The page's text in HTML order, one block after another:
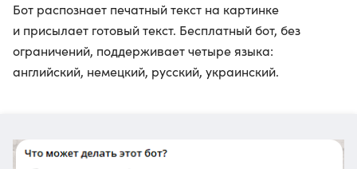
Бот распознает печатный текст на картинке
и присылает готовый текст. Бесплатный бот, без
ограничений, поддерживает четыре языка:
английский, немецкий, русский, украинский.